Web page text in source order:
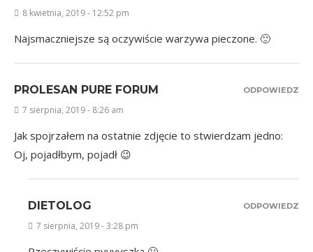
8 kwietnia, 2019 - 12:52 pm
Najsmaczniejsze są oczywiście warzywa pieczone. 🙂
PROLESAN PURE FORUM
7 sierpnia, 2019 - 8:26 am
Jak spojrzałem na ostatnie zdjęcie to stwierdzam jedno:
Oj, pojadłbym, pojadł 😉
ODPOWIEDZ
DIETOLOG
7 sierpnia, 2019 - 3:28 pm
ODPOWIEDZ